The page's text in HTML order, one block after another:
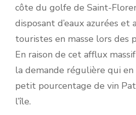
côte du golfe de Saint-
disposant d’eaux azurées
touristes en masse lors des
En raison de cet afflux
la demande régulière qui
petit pourcentage de vin
l’île.